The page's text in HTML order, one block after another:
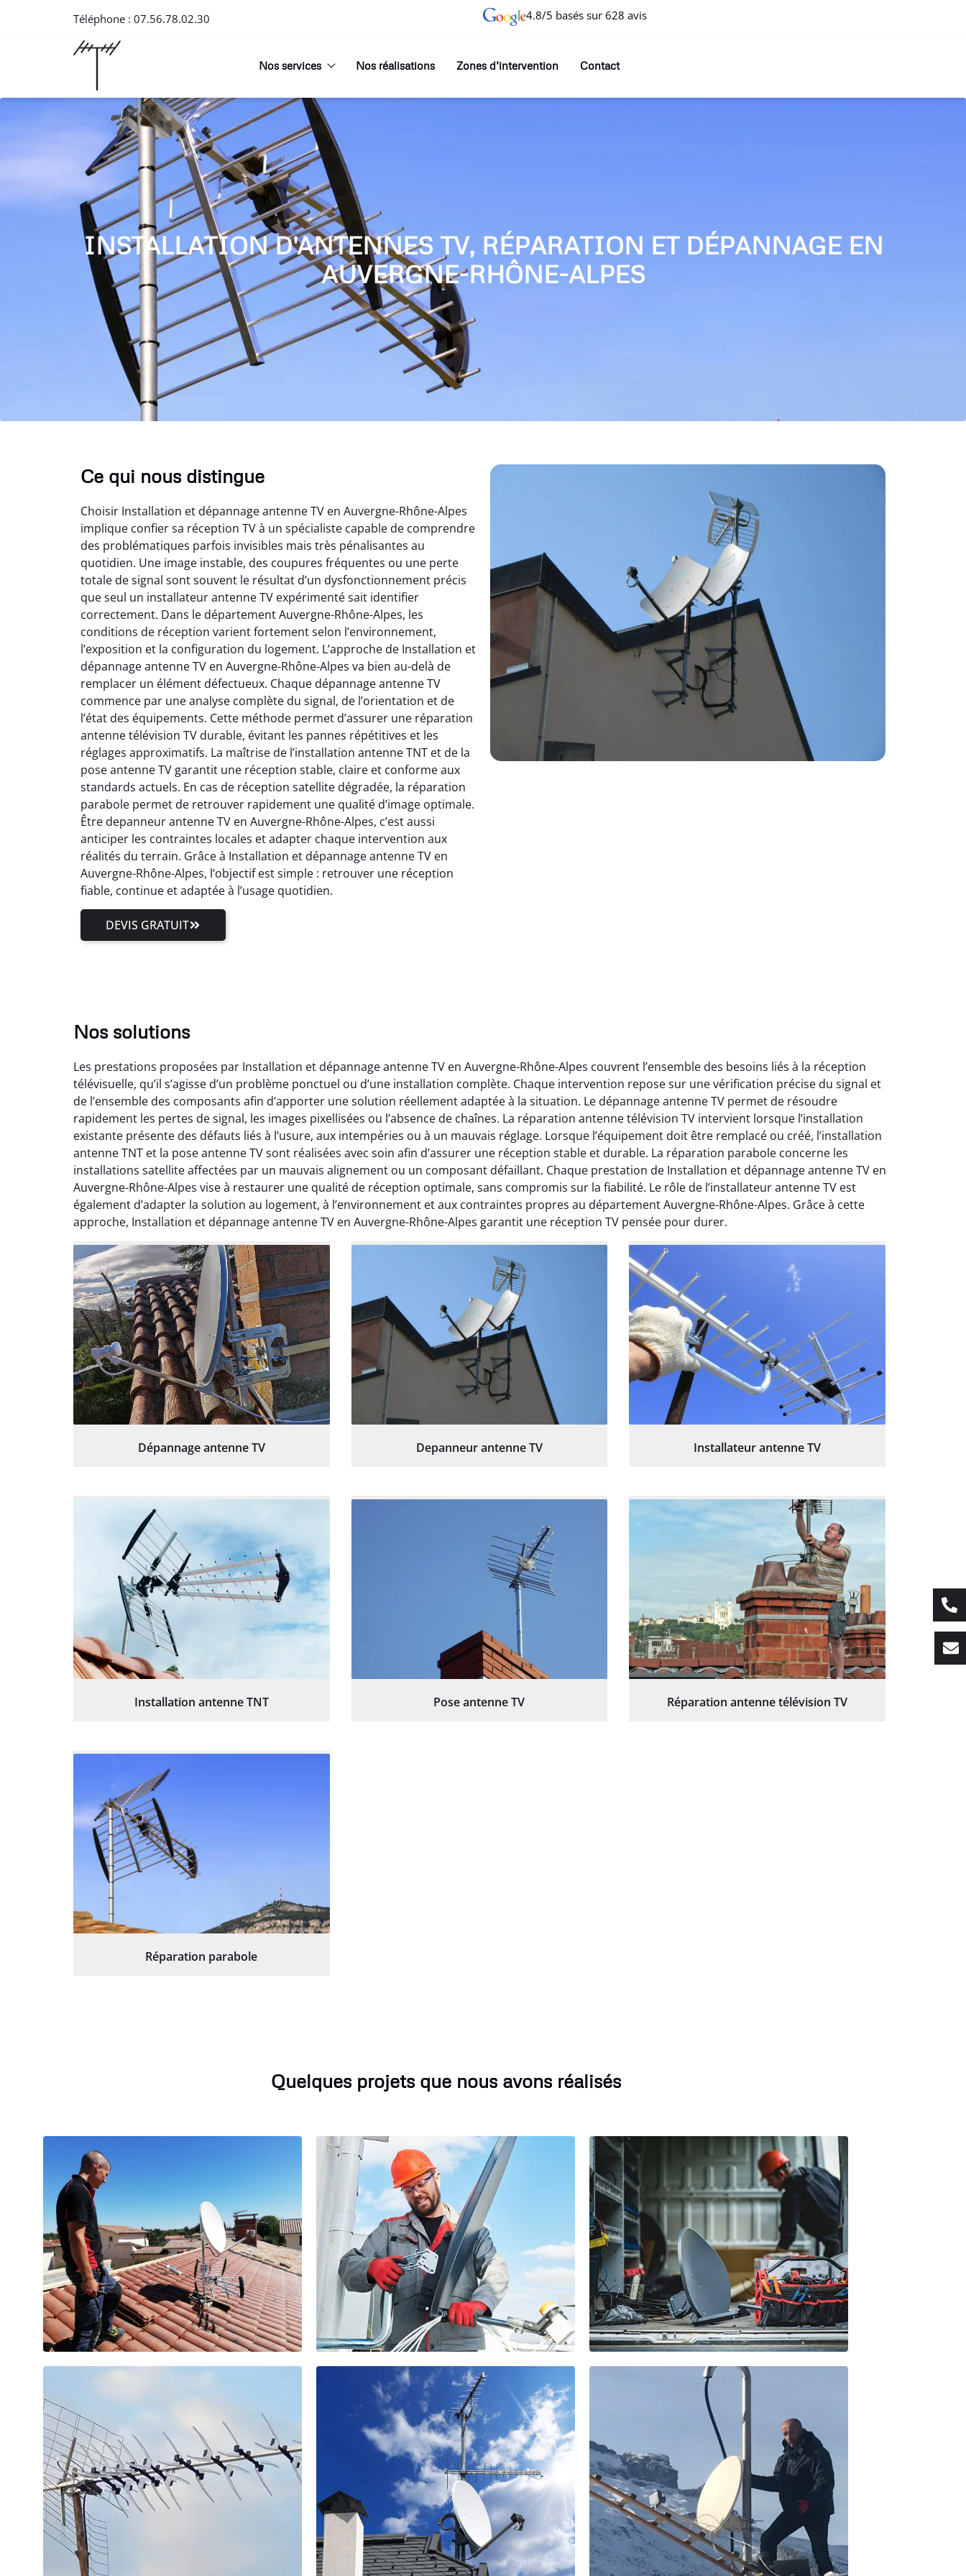
Téléphone : 07.56.78.02.30 4.8/5 basés sur 628 avis
Nos services Nos réalisations Zones d’intervention Contact
INSTALLATION D'ANTENNES TV, RÉPARATION ET DÉPANNAGE EN
AUVERGNE-RHÔNE-ALPES
Ce qui nous distingue
Choisir Installation et dépannage antenne TV en Auvergne-Rhône-Alpes
implique confier sa réception TV à un spécialiste capable de comprendre
des problématiques parfois invisibles mais très pénalisantes au
quotidien. Une image instable, des coupures fréquentes ou une perte
totale de signal sont souvent le résultat d’un dysfonctionnement précis
que seul un installateur antenne TV expérimenté sait identifier
correctement. Dans le département Auvergne-Rhône-Alpes, les
conditions de réception varient fortement selon l’environnement,
l’exposition et la configuration du logement. L’approche de Installation et
dépannage antenne TV en Auvergne-Rhône-Alpes va bien au-delà de
remplacer un élément défectueux. Chaque dépannage antenne TV
commence par une analyse complète du signal, de l’orientation et de
l’état des équipements. Cette méthode permet d’assurer une réparation
antenne télévision TV durable, évitant les pannes répétitives et les
réglages approximatifs. La maîtrise de l’installation antenne TNT et de la
pose antenne TV garantit une réception stable, claire et conforme aux
standards actuels. En cas de réception satellite dégradée, la réparation
parabole permet de retrouver rapidement une qualité d’image optimale.
Être depanneur antenne TV en Auvergne-Rhône-Alpes, c’est aussi
anticiper les contraintes locales et adapter chaque intervention aux
réalités du terrain. Grâce à Installation et dépannage antenne TV en
Auvergne-Rhône-Alpes, l’objectif est simple : retrouver une réception
fiable, continue et adaptée à l’usage quotidien.
DEVIS GRATUIT
Nos solutions
Les prestations proposées par Installation et dépannage antenne TV en Auvergne-Rhône-Alpes couvrent l’ensemble des besoins liés à la réception
télévisuelle, qu’il s’agisse d’un problème ponctuel ou d’une installation complète. Chaque intervention repose sur une vérification précise du signal et
de l’ensemble des composants afin d’apporter une solution réellement adaptée à la situation. Le dépannage antenne TV permet de résoudre
rapidement les pertes de signal, les images pixellisées ou l’absence de chaînes. La réparation antenne télévision TV intervient lorsque l’installation
existante présente des défauts liés à l’usure, aux intempéries ou à un mauvais réglage. Lorsque l’équipement doit être remplacé ou créé, l’installation
antenne TNT et la pose antenne TV sont réalisées avec soin afin d’assurer une réception stable et durable. La réparation parabole concerne les
installations satellite affectées par un mauvais alignement ou un composant défaillant. Chaque prestation de Installation et dépannage antenne TV en
Auvergne-Rhône-Alpes vise à restaurer une qualité de réception optimale, sans compromis sur la fiabilité. Le rôle de l’installateur antenne TV est
également d’adapter la solution au logement, à l’environnement et aux contraintes propres au département Auvergne-Rhône-Alpes. Grâce à cette
approche, Installation et dépannage antenne TV en Auvergne-Rhône-Alpes garantit une réception TV pensée pour durer.
Dépannage antenne TV Depanneur antenne TV Installateur antenne TV
Installation antenne TNT Pose antenne TV Réparation antenne télévision TV
Réparation parabole
Quelques projets que nous avons réalisés